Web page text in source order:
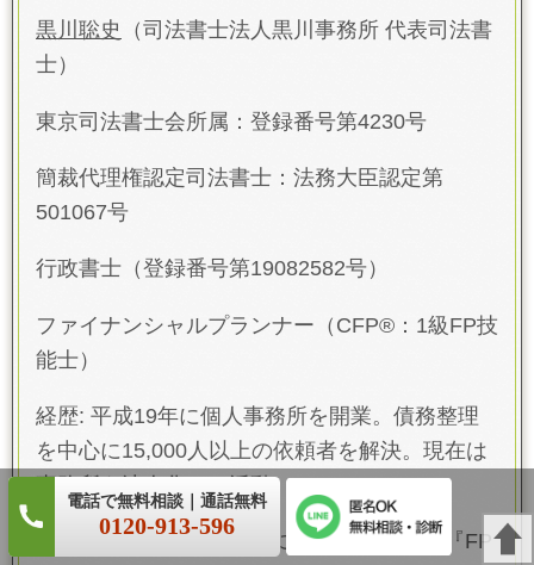
0120-913-596
黒川聡史
（司法書士法人黒川事務所 代表司法書
士）
東京司法書士会所属：登録番号第4230号
簡裁代理権認定司法書士：法務大臣認定第
501067号
行政書士（登録番号第19082582号）
ファイナンシャルプランナー（CFP®：1級FP技
能士）
経歴: 平成19年に個人事務所を開業。債務整理
を中心に15,000人以上の依頼者を解決。現在は
事務所を法人化して活動
著書に『借金の不安が楽になるお金の話』『FP